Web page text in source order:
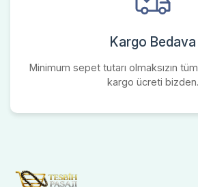
Kargo Bedava
Minimum sepet tutarı olmaksızın
kargo ücreti bizden.